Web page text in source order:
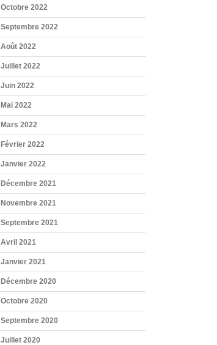
Octobre 2022
Septembre 2022
Août 2022
Juillet 2022
Juin 2022
Mai 2022
Mars 2022
Février 2022
Janvier 2022
Décembre 2021
Novembre 2021
Septembre 2021
Avril 2021
Janvier 2021
Décembre 2020
Octobre 2020
Septembre 2020
Juillet 2020